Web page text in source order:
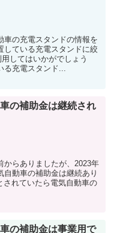
車の充電スタンドの情報を
している充電スタンドに絞
してはいかがでしょう
る充電スタンド...
の補助金は継続され
からありましたが、2023年
動車の補助金は継続あり
されていたら電気自動車の
の補助金は事業用で